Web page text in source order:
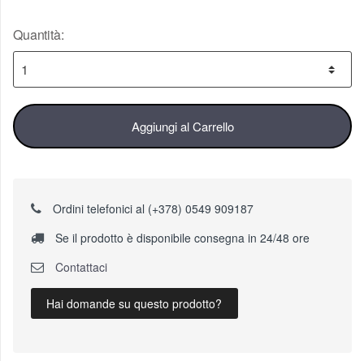
Quantità:
Aggiungi al Carrello
Ordini telefonici al (+378) 0549 909187
Se il prodotto è disponibile consegna in 24/48 ore
Contattaci
Hai domande su questo prodotto?